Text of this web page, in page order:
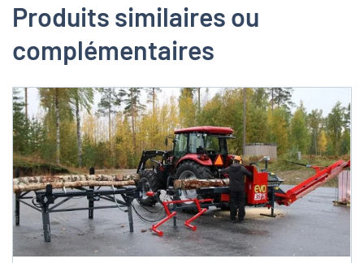
Produits similaires ou
complémentaires